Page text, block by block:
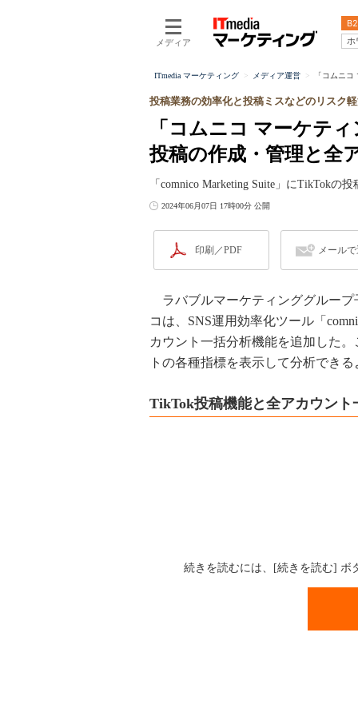
メディア
ホ
ITmedia マーケティング メディア運営 「コムニ
「コムニコ マーケテ
投稿の作成・管理と全
投稿業務の効率化と投稿ミスなどのリスク
「comnico Marketing Suite」にTikTokの
2024年06月07日 17時00分 公開
印刷／PDF メール
ラバブルマーケティンググループ
コは、SNS運用効率化ツール「
カウント一括分析機能を追加した
トの各種指標を表示して分析できる
TikTok投稿機能と全アカウント
続きを読むには、[続きを読む] ボ